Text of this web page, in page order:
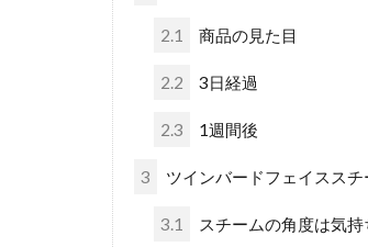
2.1 商品の見た目
2.2 3日経過
2.3 1週間後
3 ツインバードフェイスス
3.1 スチームの角度は気持